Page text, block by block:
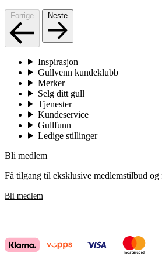
Forrige Neste
Inspirasjon
Gullvenn kundeklubb
Merker
Selg ditt gull
Tjenester
Kundeservice
Gullfunn
Ledige stillinger
Bli medlem
Få tilgang til eksklusive medlemstilbud og
Bli medlem